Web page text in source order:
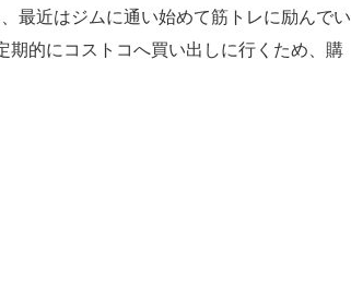
最近はジムに通い始めて筋トレに励んでい
期的にコストコへ買い出しに行くため、購